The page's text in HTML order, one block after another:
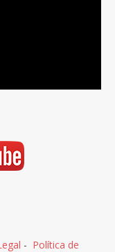
- Política de